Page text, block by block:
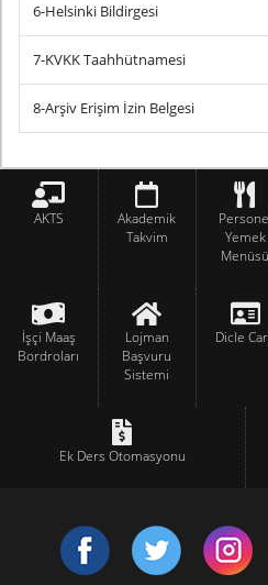
6-Helsinki Bildirgesi
7-KVKK Taahhütnamesi
8-Arşiv Erişim İzin Belgesi
AKTS
Akademik
Takvim
Yemek
Menüsü
İşçi Maaş
Bordroları
Lojman
Başvuru
Sistemi
Dicle
Ek Ders Otomasyonu